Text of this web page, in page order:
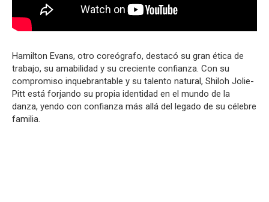
Hamilton Evans, otro coreógrafo, destacó su gran ética de
trabajo, su amabilidad y su creciente confianza. Con su
compromiso inquebrantable y su talento natural, Shiloh Jolie-
Pitt está forjando su propia identidad en el mundo de la
danza, yendo con confianza más allá del legado de su célebre
familia.